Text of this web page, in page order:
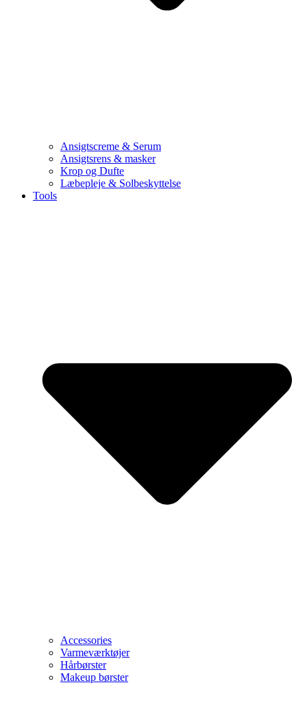
Ansigtscreme & Serum
Ansigtsrens & masker
Krop og Dufte
Læbepleje & Solbeskyttelse
Tools
Accessories
Varmeværktøjer
Hårbørster
Makeup børster